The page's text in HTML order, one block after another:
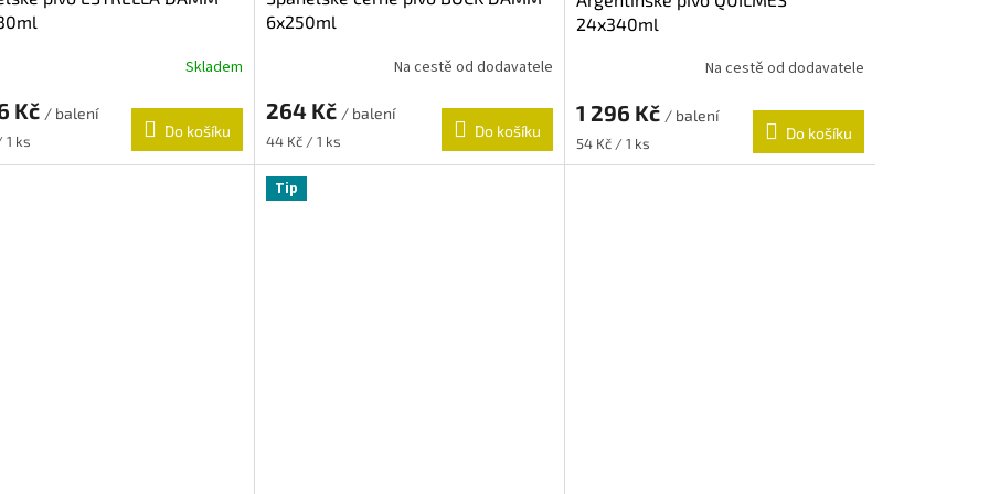
Skladem
Kč / balení
1 ks
Do košíku
6x250ml
Na cestě od dodavatele
264 Kč / balení
Měrná
44 Kč / 1 ks
Do košíku
24x340ml
Na cestě od dodavatele
1 296 Kč / balení
Měrná
cena:
54 Kč / 1 ks
Do košíku
Tip